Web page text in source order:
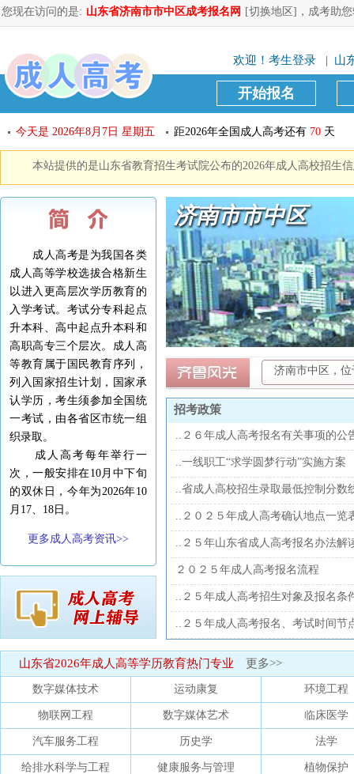
您现在访问的是: 山东省济南市市中区成考报名网 [切换地区] ，成考助
欢迎！ 考生登录 | 山
开始报名
今天是 2026年8月7日 星期五 距2026年全国成人高考还有 70 天
本站提供的是山东省教育招生考试院公布的2026年成人高校招生
济南市市中区
济南市中区，
招考政策
..２６年成人高考报名有关事项的公
..一线职工“求学圆梦行动”实施方案
..省成人高校招生录取最低控制分数
..２０２５年成人高考确认地点一览
..２５年山东省成人高考报名办法解
２０２５年成人高考报名流程
..２５年成人高考招生对象及报名条
..２５年成人高考报名、考试时间节
成人高考是为我国各类
成人高等学校选拔合格新生
以进入更高层次学历教育的
入学考试。考试分专科起点
升本科、高中起点升本科和
高职高专三个层次。成人高
等教育属于国民教育序列，
列入国家招生计划，国家承
认学历，考生须参加全国统
一考试，由各省区市统一组
织录取。
成人高考每年举行一
次，一般安排在10月中下旬
的双休日，今年为2026年10
月17、18日。
更多成人高考资讯>>
山东省2026年成人高等学历教育热门专业 更多>>
数字媒体技术 运动康复 环境工程
物联网工程 数字媒体艺术 临床医学
汽车服务工程 历史学 法学
给排水科学与工程 健康服务与管理 植物保护